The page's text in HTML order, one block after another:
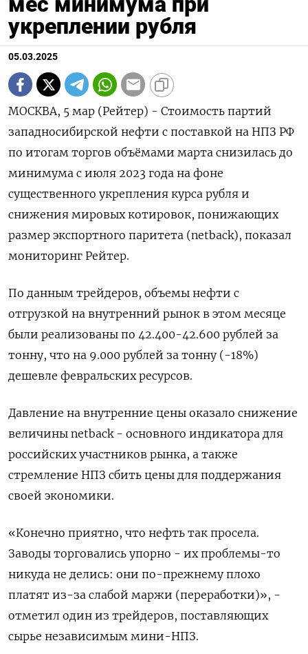
укреплении рубля
05.03.2025
МОСКВА, 5 мар (Рейтер) - Стоимость партий
западносибирской нефти с поставкой на НПЗ РФ
по итогам торгов объёмами марта снизилась до
минимума с июля 2023 года на фоне
существенного укрепления курса рубля и
снижения мировых котировок, понижающих
размер экспортного паритета (netback), показал
мониторинг Рейтер.
По данным трейдеров, объемы нефти с
отгрузкой на внутренний рынок в этом месяце
были реализованы по 42.400-42.600 рублей за
тонну, что на 9.000 рублей за тонну (-18%)
дешевле февральских ресурсов.
Давление на внутренние цены оказало снижение
величины netback - основного индикатора для
российских участников рынка, а также
стремление НПЗ сбить цены для поддержания
своей экономики.
«Конечно приятно, что нефть так просела.
Заводы торговались упорно - их проблемы-то
никуда не делись: они по-прежнему плохо
платят из-за слабой маржи (переработки)», -
отметил один из трейдеров, поставляющих
сырье независимым мини-НПЗ.